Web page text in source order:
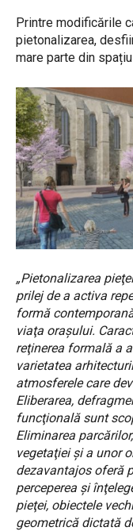
Printre modificările
pietonalizarea,
mare parte din
„Pietonalizarea
prilej de a activa
formă
viaţa oraşului.
reţinerea formală a
varietatea
atmosferele care
Eliberarea,
funcţională sunt
Eliminarea
vegetaţiei şi a unor
dezavantajos oferă
perceperea şi
pieţei, obiectele
geometrică dictată